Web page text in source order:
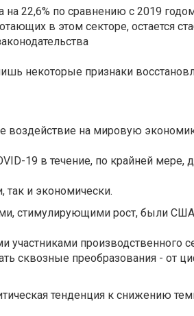
22,6% по сравнению с 2019
в этом секторе, остается
некоторые признаки
воздействие на мировую
19 в течение, по крайней
так и экономически.
стимулирующими рост, были
производственного
сквозные преобразования - от
тенденция к снижению